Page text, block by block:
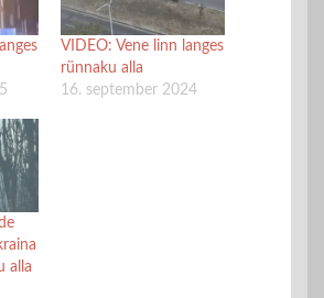
VIDEO: Vene linn langes
rünnaku alla
16. september 2024
alla